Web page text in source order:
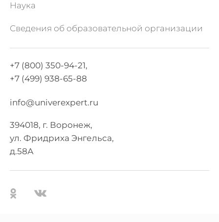
Наука
Сведения об образовательной организации
+7 (800) 350-94-21,
+7 (499) 938-65-88
info@univerexpert.ru
394018, г. Воронеж,
ул. Фридриха Энгельса,
д.58А